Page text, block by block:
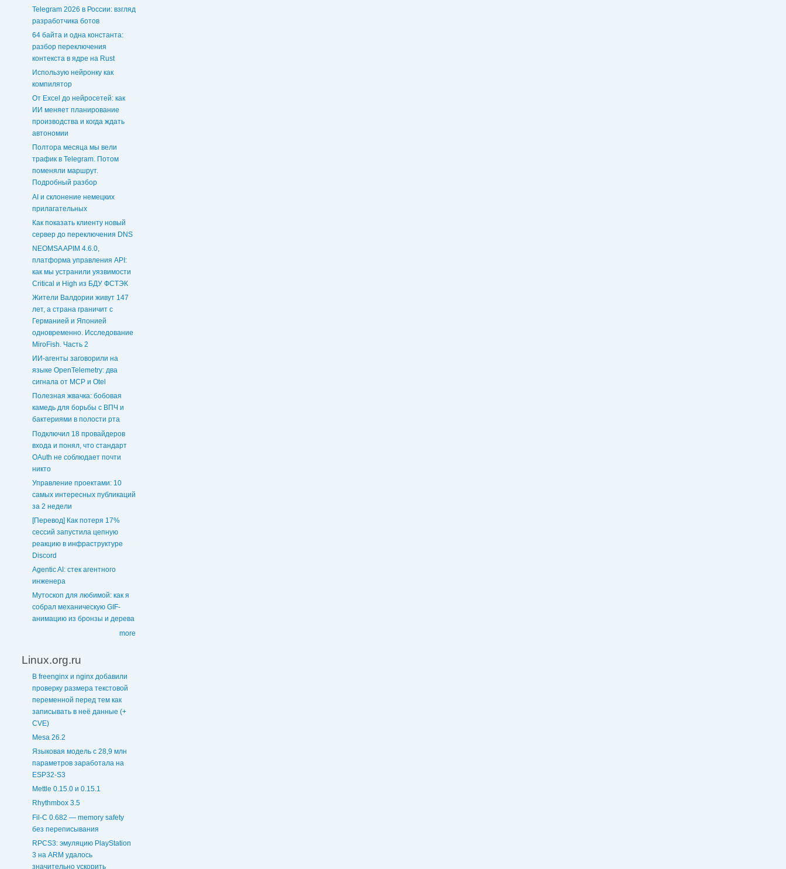
Telegram 2026 в России: взгляд
разработчика ботов
64 байта и одна константа:
разбор переключения
контекста в ядре на Rust
Использую нейронку как
компилятор
От Excel до нейросетей: как
ИИ меняет планирование
производства и когда ждать
автономии
Полтора месяца мы вели
трафик в Telegram. Потом
поменяли маршрут.
Подробный разбор
AI и склонение немецких
прилагательных
Как показать клиенту новый
сервер до переключения DNS
NEOMSA APIM 4.6.0,
платформа управления API:
как мы устранили уязвимости
Critical и High из БДУ ФСТЭК
Жители Валдории живут 147
лет, а страна граничит с
Германией и Японией
одновременно. Исследование
MiroFish. Часть 2
ИИ-агенты заговорили на
языке OpenTelemetry: два
сигнала от MCP и Otel
Полезная жвачка: бобовая
камедь для борьбы с ВПЧ и
бактериями в полости рта
Подключил 18 провайдеров
входа и понял, что стандарт
OAuth не соблюдает почти
никто
Управление проектами: 10
самых интересных публикаций
за 2 недели
[Перевод] Как потеря 17%
сессий запустила цепную
реакцию в инфраструктуре
Discord
Agentic AI: стек агентного
инженера
Мутоскоп для любимой: как я
собрал механическую GIF-
анимацию из бронзы и дерева
more
Linux.org.ru
В freenginx и nginx добавили
проверку размера текстовой
переменной перед тем как
записывать в неё данные (+
CVE)
Mesa 26.2
Языковая модель с 28,9 млн
параметров заработала на
ESP32-S3
Mettle 0.15.0 и 0.15.1
Rhythmbox 3.5
Fil-C 0.682 — memory safety
без переписывания
RPCS3: эмуляцию PlayStation
3 на ARM удалось
значительно ускорить